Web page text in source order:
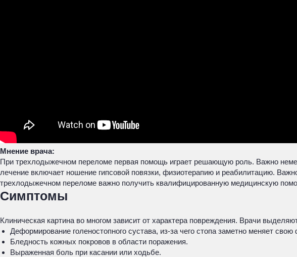
Мнение врача:
При трехлодыжечном переломе первая помощь играет решающую роль. Важно
лечение включает ношение гипсовой повязки, физиотерапию и реабилитацию.
трехлодыжечном переломе важно получить квалифицированную медицинскую
Симптомы
Клиническая картина во многом зависит от характера повреждения. Врачи
Деформирование голеностопного сустава, из-за чего стопа заметно меняет свою
Бледность кожных покровов в области поражения.
Выраженная боль при касании или ходьбе.